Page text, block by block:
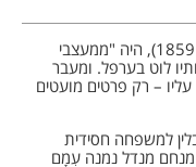
ר' מנחם מנדל הלפרין מורגנשטרן (1787 – 1859), היה "ממעצבי
לוט בערפל. ומעבר
עליו – רק פרטים מועטים
למשפחה חסידית
מנחם מנדל נמנה עִמָם